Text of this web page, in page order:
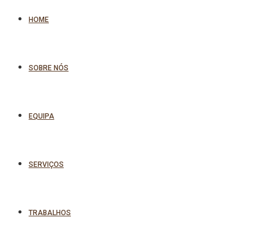
HOME
SOBRE NÓS
EQUIPA
SERVIÇOS
TRABALHOS